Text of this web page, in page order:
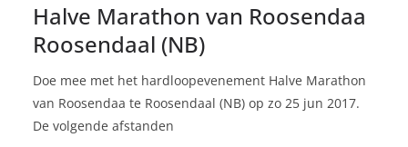
Halve Marathon van Roosendaa
Roosendaal (NB)
Doe mee met het hardloopevenement Halve Marathon
van Roosendaa te Roosendaal (NB) op zo 25 jun 2017.
De volgende afstanden